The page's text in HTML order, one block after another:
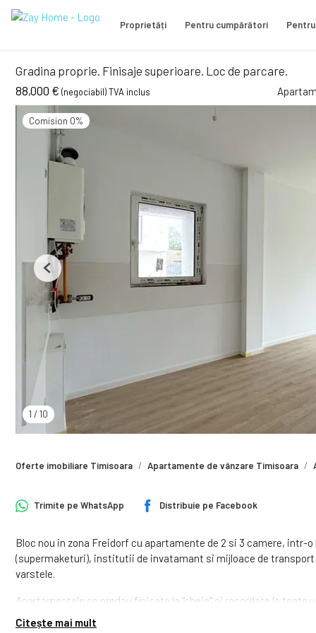
Proprietăți Pentru cumpărători
Gradina proprie. Finisaje superioare. Loc de parcare.
88,000 € (negociabil) TVA inclus
Comision 0%
1 / 10
Previous
Oferte imobiliare Timisoara Apartamente de vânzare Timisoara
Trimite pe WhatsApp Distribuie pe Facebook
Bloc nou in zona Freidorf cu apartamente de 2 si 3 camere,
(supermaketuri), institutii de invatamant si mijloace de
varstele.
Apartamentele se predau finisate la "cheie" si racordate la toate
gradina proprie, iar cele de la etajul 3 de terase generoase.
Citește mai mult